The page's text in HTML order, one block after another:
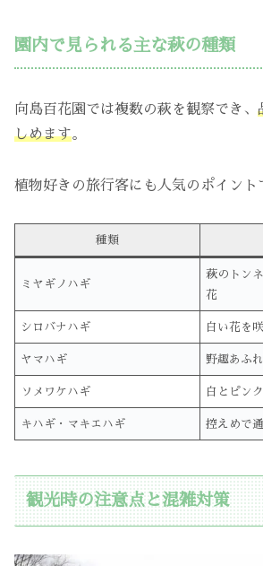
園内で見られる主な萩の種類
向島百花園では複数の萩を観察でき、
しめます。
植物好きの旅行客にも人気のポイント
種類
ミヤギノハギ
萩のトン
花
シロバナハギ 白い花を
ヤマハギ 野趣あふ
ソメワケハギ 白とピン
キハギ・マキエハギ 控えめで
観光時の注意点と混雑対策